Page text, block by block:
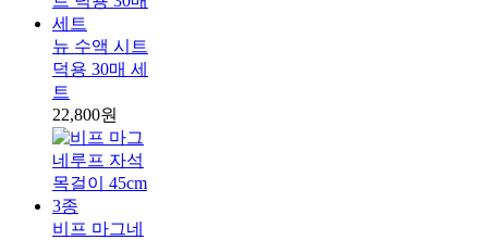
뉴 수액 시트
덕용 30매 세
트
22,800원
비프 마그네